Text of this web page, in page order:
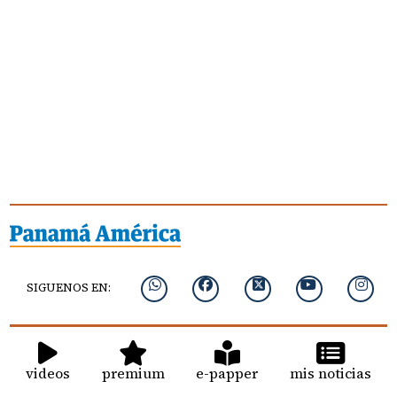
SIGUENOS EN:
videos premium e-papper mis noticias